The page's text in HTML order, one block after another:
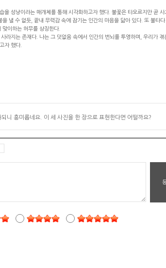
을 성냥이라는 매개체를 통해 시각화하고자 했다. 불꽃은 타오르지만 곧
을 낼 수 없듯, 끝내 무력감 속에 잠기는 인간의 마음을 닮아 있다. 또 불타
이하는 허무를 상징한다.
라지는 존재다. 나는 그 덧없음 속에서 인간의 번뇌를 투영하며, 우리가 겪
자 했다.
니 흥미롭네요. 이 세 사진을 한 장으로 표현한다면 어떨까요?